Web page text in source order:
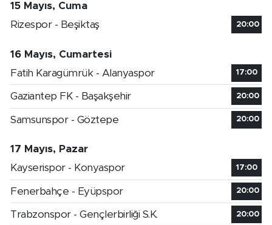
15 Mayıs, Cuma
Rizespor - Beşiktaş
20:00
16 Mayıs, Cumartesi
Fatih Karagümrük - Alanyaspor
17:00
Gaziantep FK - Başakşehir 20:00
Samsunspor - Göztepe 20:00
17 Mayıs, Pazar
Kayserispor - Konyaspor
17:00
Fenerbahçe - Eyüpspor 20:00
Trabzonspor - Gençlerbirliği S.K. 20:00